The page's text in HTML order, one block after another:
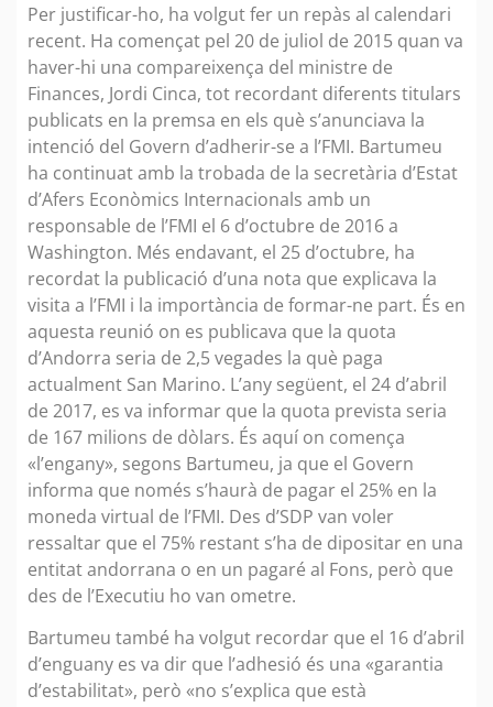
Per justificar-ho, ha volgut fer un repàs al calendari
recent. Ha començat pel 20 de juliol de 2015 quan va
haver-hi una compareixença del ministre de
Finances, Jordi Cinca, tot recordant diferents titulars
publicats en la premsa en els què s’anunciava la
intenció del Govern d’adherir-se a l’FMI. Bartumeu
ha continuat amb la trobada de la secretària d’Estat
d’Afers Econòmics Internacionals amb un
responsable de l’FMI el 6 d’octubre de 2016 a
Washington. Més endavant, el 25 d’octubre, ha
recordat la publicació d’una nota que explicava la
visita a l’FMI i la importància de formar-ne part. És en
aquesta reunió on es publicava que la quota
d’Andorra seria de 2,5 vegades la què paga
actualment San Marino. L’any següent, el 24 d’abril
de 2017, es va informar que la quota prevista seria
de 167 milions de dòlars. És aquí on comença
«l’engany», segons Bartumeu, ja que el Govern
informa que només s’haurà de pagar el 25% en la
moneda virtual de l’FMI. Des d’SDP van voler
ressaltar que el 75% restant s’ha de dipositar en una
entitat andorrana o en un pagaré al Fons, però que
des de l’Executiu ho van ometre.
Bartumeu també ha volgut recordar que el 16 d’abril
d’enguany es va dir que l’adhesió és una «garantia
d’estabilitat», però «no s’explica que està